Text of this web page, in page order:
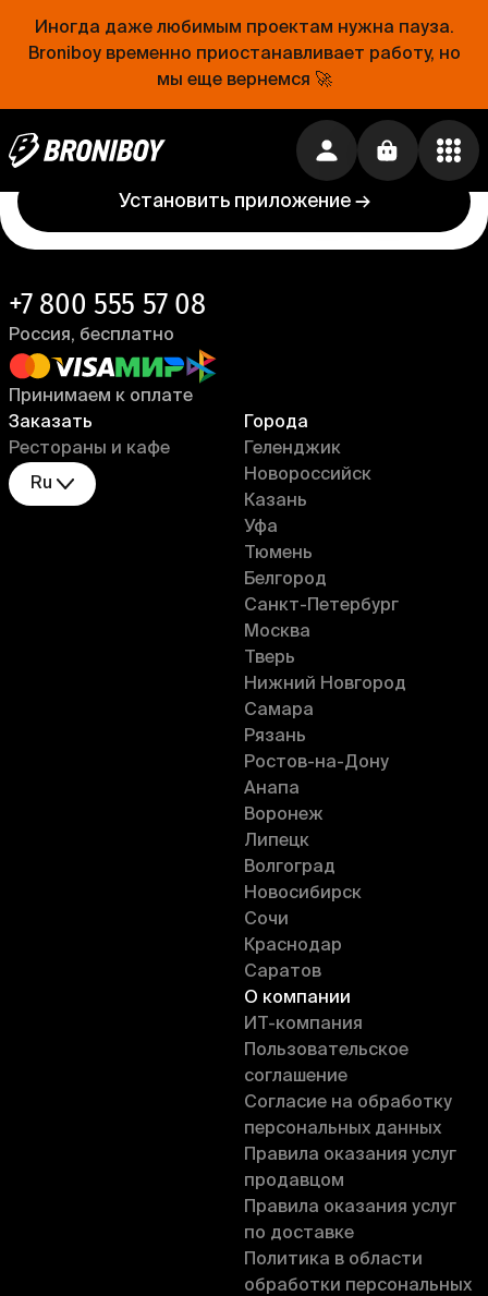
Иногда даже любимым проектам нужна пауза.
Broniboy временно приостанавливает работу, но
мы еще вернемся 🚀
Проще, чем открыть холодильник
Broniboy и закажи еду из любимого ресторана
прямо сейчас!
Установить приложение →
Заказать
Рестораны и кафе
Ru
Города
Геленджик
Новороссийск
Казань
Уфа
Тюмень
Белгород
Санкт-Петербург
Москва
Тверь
Нижний Новгород
Самара
Рязань
Ростов-на-Дону
Анапа
Воронеж
Липецк
Волгоград
Новосибирск
Сочи
Краснодар
Саратов
О компании
ИT-компания
Пользовательское
соглашение
Согласие на обработку
персональных данных
Правила оказания услуг
продавцом
Правила оказания услуг
по доставке
Политика в области
обработки персональных
+7 800 555 57 08
Россия, бесплатно
Принимаем к оплате